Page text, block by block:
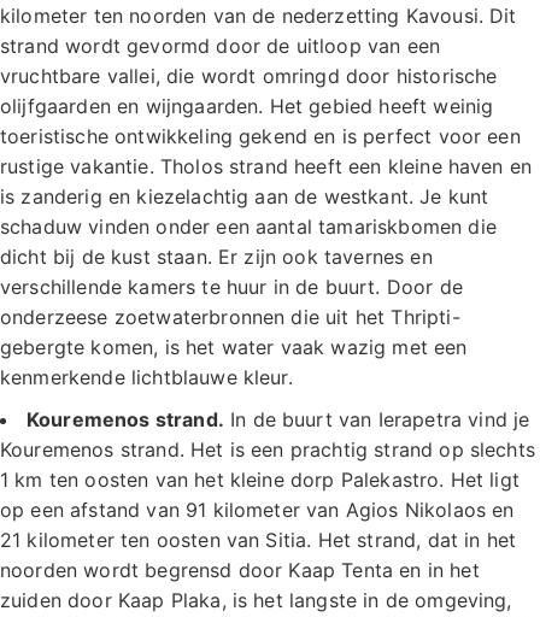
kilometer ten noorden van de nederzetting Kavousi. Dit
strand wordt gevormd door de uitloop van een
vruchtbare vallei, die wordt omringd door historische
olijfgaarden en wijngaarden. Het gebied heeft weinig
toeristische ontwikkeling gekend en is perfect voor een
rustige vakantie. Tholos strand heeft een kleine haven en
is zanderig en kiezelachtig aan de westkant. Je kunt
schaduw vinden onder een aantal tamariskbomen die
dicht bij de kust staan. Er zijn ook tavernes en
verschillende kamers te huur in de buurt. Door de
onderzeese zoetwaterbronnen die uit het Thripti-
gebergte komen, is het water vaak wazig met een
kenmerkende lichtblauwe kleur.
Kouremenos strand. In de buurt van Ierapetra vind je
Kouremenos strand. Het is een prachtig strand op slechts
1 km ten oosten van het kleine dorp Palekastro. Het ligt
op een afstand van 91 kilometer van Agios Nikolaos en
21 kilometer ten oosten van Sitia. Het strand, dat in het
noorden wordt begrensd door Kaap Tenta en in het
zuiden door Kaap Plaka, is het langste in de omgeving,